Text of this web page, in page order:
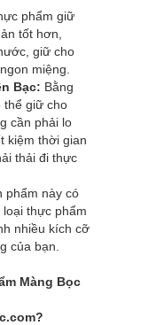
phẩm giữ
tốt hơn,
giữ cho
miệng.
Bạc: Bằng
thể giữ cho
cần phải lo
kiệm thời gian
thải đi thực
phẩm này có
thực phẩm
nhiều kích cỡ
của bạn.
Màng Bọc
?